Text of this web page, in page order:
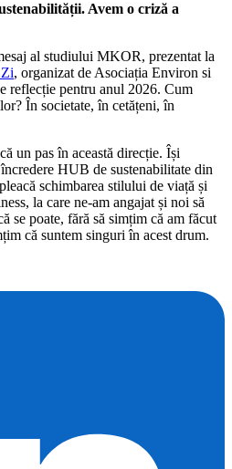
Avem o criză a
al studiului MKOR, prezentat la
Zi, organizat de Asociația Environ si
reflecție pentru anul 2026. Cum
În societate, în cetățeni, în
un pas în această direcție. Își
HUB de sustenabilitate din
schimbarea stilului de viață și
la care ne-am angajat și noi să
se poate, fără să simțim că am făcut
că suntem singuri în acest drum.